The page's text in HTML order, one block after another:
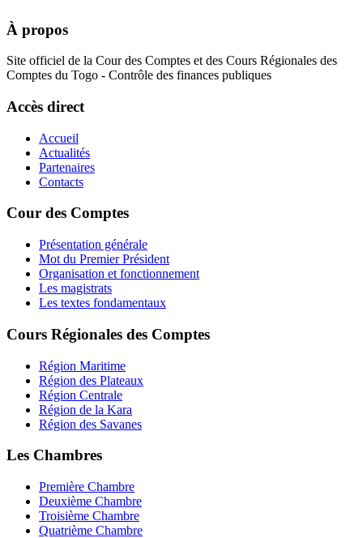
À propos
Site officiel de la Cour des Comptes et des Cours Régionales des
Comptes du Togo - Contrôle des finances publiques
Accès direct
Accueil
Actualités
Partenaires
Contacts
Cour des Comptes
Présentation générale
Mot du Premier Président
Organisation et fonctionnement
Les magistrats
Les textes fondamentaux
Cours Régionales des Comptes
Région Maritime
Région des Plateaux
Région Centrale
Région de la Kara
Région des Savanes
Les Chambres
Première Chambre
Deuxième Chambre
Troisième Chambre
Quatrième Chambre